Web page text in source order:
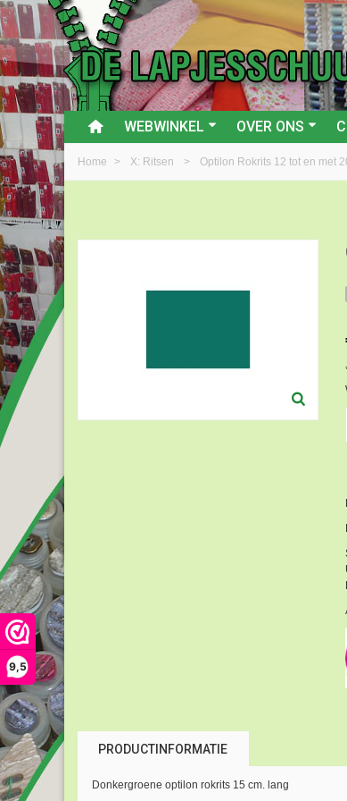
9,5
WEBWINKEL OVER ONS
Home > X: Ritsen > Optilon Rokrits 12 tot en met
PRODUCTINFORMATIE
Donkergroene optilon rokrits 15 cm. lang